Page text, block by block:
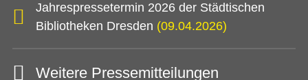
Jahrespressetermin 2026 der Städtischen
Bibliotheken Dresden (09.04.2026)
Weitere Pressemitteilungen